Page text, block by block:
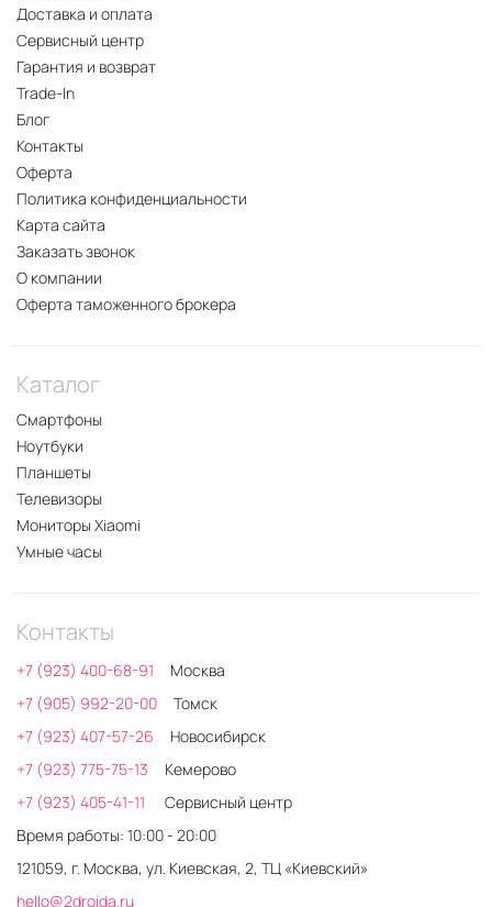
Доставка и оплата
Сервисный центр
Гарантия и возврат
Trade-In
Блог
Контакты
Оферта
Политика конфиденциальности
Карта сайта
Заказать звонок
О компании
Оферта таможенного брокера
Каталог
Смартфоны
Ноутбуки
Планшеты
Телевизоры
Мониторы Xiaomi
Умные часы
Контакты
+7 (923) 400-68-91
Москва
+7 (905) 992-20-00
Томск
+7 (923) 407-57-26
Новосибирск
+7 (923) 775-75-13
Кемерово
+7 (923) 405-41-11
Сервисный центр
Время работы: 10:00 - 20:00
121059, г. Москва, ул. Киевская, 2, ТЦ «Киевский»
hello@2droida.ru